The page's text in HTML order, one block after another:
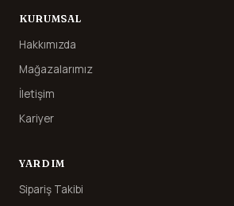
KURUMSAL
Hakkımızda
Mağazalarımız
İletişim
Kariyer
YARDIM
Sipariş Takibi